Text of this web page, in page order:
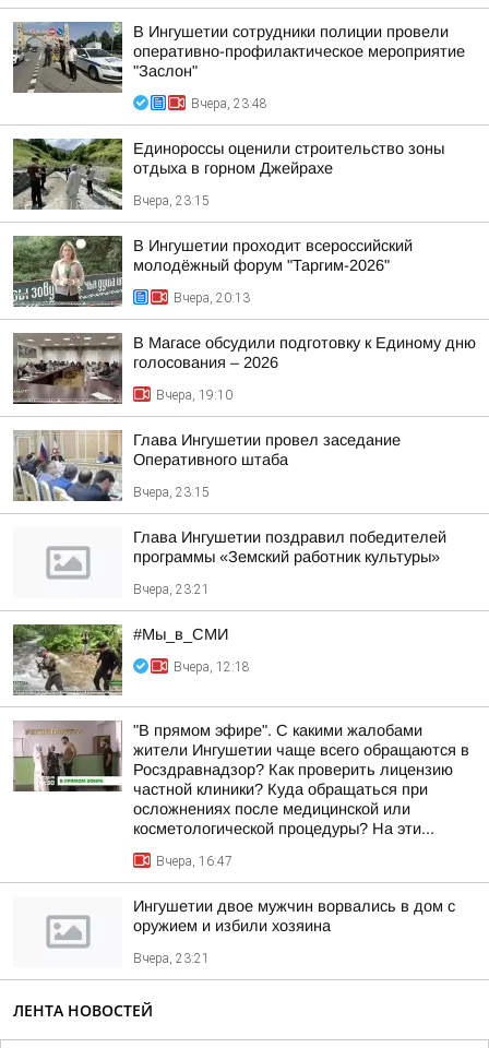
В Ингушетии сотрудники полиции провели
оперативно-профилактическое мероприятие
"Заслон"
Вчера, 23:48
Единороссы оценили строительство зоны
отдыха в горном Джейрахе
Вчера, 23:15
В Ингушетии проходит всероссийский
молодёжный форум "Таргим-2026"
Вчера, 20:13
В Магасе обсудили подготовку к Единому дню
голосования – 2026
Вчера, 19:10
Глава Ингушетии провел заседание
Оперативного штаба
Вчера, 23:15
Глава Ингушетии поздравил победителей
программы «Земский работник культуры»
Вчера, 23:21
#Мы_в_СМИ
Вчера, 12:18
"В прямом эфире". С какими жалобами
жители Ингушетии чаще всего обращаются в
Росздравнадзор? Как проверить лицензию
частной клиники? Куда обращаться при
осложнениях после медицинской или
косметологической процедуры? На эти...
Вчера, 16:47
Ингушетии двое мужчин ворвались в дом с
оружием и избили хозяина
Вчера, 23:21
ЛЕНТА НОВОСТЕЙ